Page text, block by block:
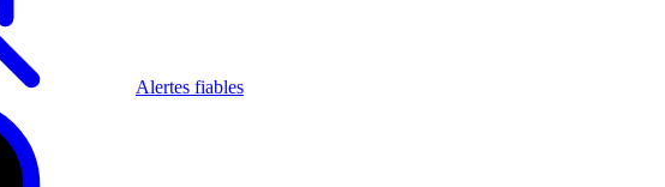
Alertes fiables